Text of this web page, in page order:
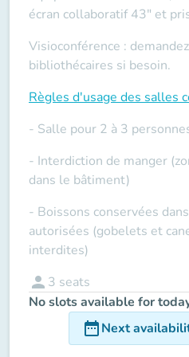
écran collaboratif 43" et
Visioconférence :
bibliothécaires si besoin.
Règles d'usage des salles
- Salle pour 2 à 3
- Interdiction de manger
dans le bâtiment)
- Boissons conservées
autorisées (gobelets et
interdites)
person 3 seats
No slots available for
date_rangeNext